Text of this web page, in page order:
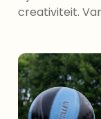
creativiteit.